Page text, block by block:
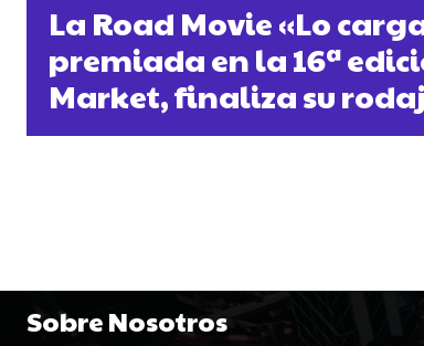
La Road Movie «Lo
premiada en la 16ª
Market, finaliza su
Sobre Nosotros